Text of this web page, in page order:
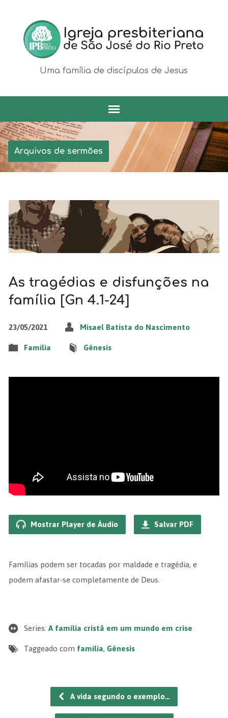
Uma família de discípulos de Jesus
Arquivos de sermões
As tragédias e disfunções na
família [Gn 4.1-24]
23/05/2021 Misael Batista do Nascimento
Família Gênesis
Mostrar Player de Áudio Salvar PDF
Famílias podem ser tocadas por maldade e tragédia, e
podem afastar-se completamente de Deus.
Series: A família cristã em um mundo em crise
Taggeado com família, Gênesis
A vida segundo o exemplo…